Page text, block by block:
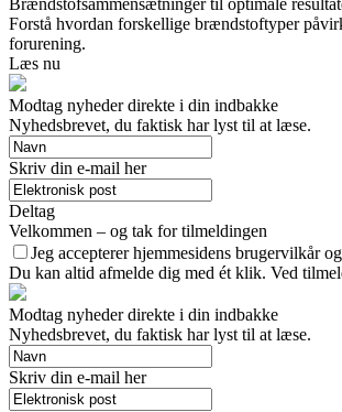
Forstå hvordan forskellige brændstoftyper
forurening.
Læs nu
Modtag nyheder direkte i din indbakke
Nyhedsbrevet, du faktisk har lyst til at læse.
Skriv din e-mail her
Deltag
Velkommen – og tak for tilmeldingen
Jeg accepterer hjemmesidens brugervilkår
Du kan altid afmelde dig med ét klik. Ved
Modtag nyheder direkte i din indbakke
Nyhedsbrevet, du faktisk har lyst til at læse.
Skriv din e-mail her